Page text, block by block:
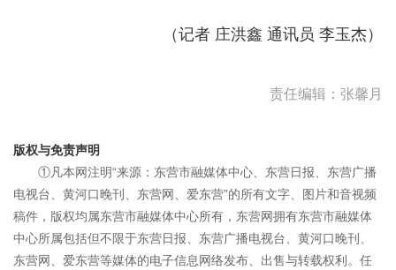
（记者 庄洪鑫 通讯员 李玉杰）
责任编辑：张馨月
版权与免责声明
①凡本网注明“来源：东营市融媒体中心、东营日报、东营广播
电视台、黄河口晚刊、东营网、爱东营”的所有文字、图片和音视频
稿件，版权均属东营市融媒体中心所有，东营网拥有东营市融媒体
中心所属包括但不限于东营日报、东营广播电视台、黄河口晚刊、
东营网、爱东营等媒体的电子信息网络发布、出售与转载权利。任